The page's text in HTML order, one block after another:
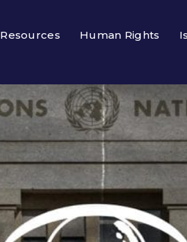
Human Rights
Resources